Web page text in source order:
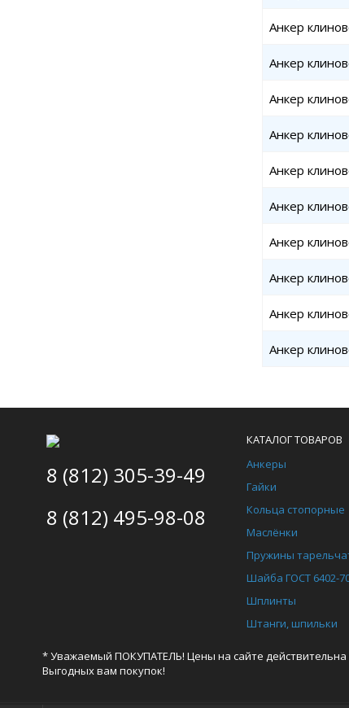
Анкер
Анкер
Анкер
Анкер
Анкер
Анкер
Анкер
Анкер
Анкер
Анкер
8 (812) 305-39-49
8 (812) 495-98-08
КАТАЛОГ ТОВАРОВ
Анкеры
Гайки
Кольца стопорные
Маслёнки
Пружины
Шайба ГОСТ 6402-
Шплинты
Штанги, шпильки
* Уважаемый ПОКУПАТЕЛЬ! Цены на сайте действительна
Выгодных вам покупок!